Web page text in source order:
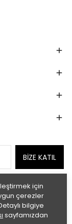
için
çerezler
bilgiye
sayfamızdan
BİZE KATIL